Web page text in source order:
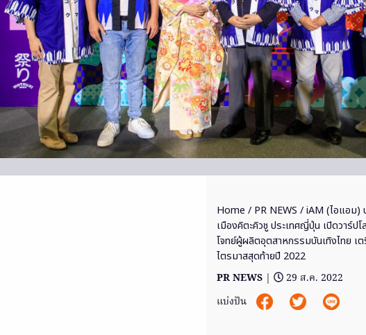
Home / PR NEWS / iAM (ไอแอม)
เมืองคิตะคิวชู ประเทศญี่ปุ่น เปิดวาร์ป
โจทย์ผู้ผลิตอุตสาหกรรมบันเทิงไทย เ
ไตรมาสสุดท้ายปี 2022
PR NEWS |
29 ส.ค. 2022
แบ่งปัน